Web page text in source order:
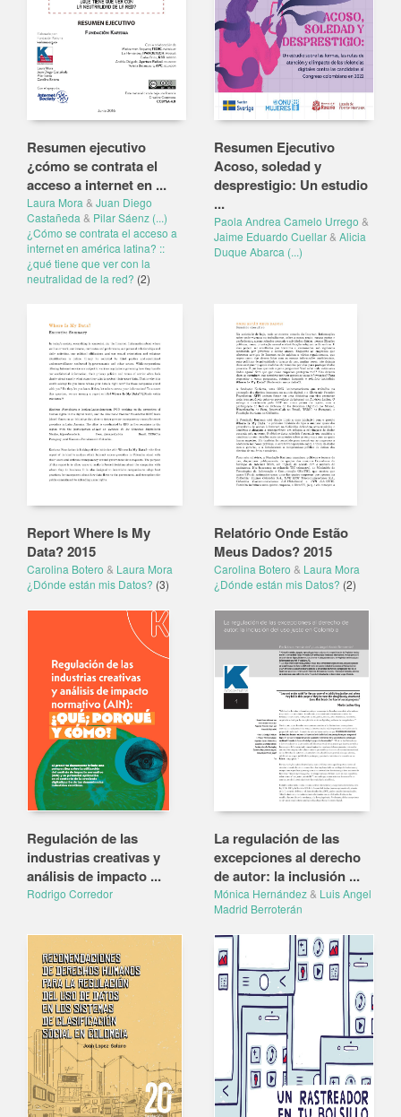
Resumen ejecutivo
¿cómo se contrata el
acceso a internet en ...
Laura Mora & Juan Diego
Castañeda & Pilar Sáenz (...)
¿Cómo se contrata el acceso a
internet en américa latina? ::
¿qué tiene que ver con la
neutralidad de la red? (2)
Resumen Ejecutivo
Acoso, soledad y
desprestigio: Un estudio
...
Paola Andrea Camelo Urrego &
Jaime Eduardo Cuellar& Alicia
Duque Abarca (...)
Report Where Is My
Data? 2015
Carolina Botero & Laura Mora
¿Dónde están mis Datos? (3)
Relatório Onde Estão
Meus Dados? 2015
Carolina Botero & Laura Mora
¿Dónde están mis Datos? (2)
Regulación de las
industrias creativas y
análisis de impacto ...
Rodrigo Corredor
La regulación de las
excepciones al derecho
de autor: la inclusión ...
Mónica Hernández& Luis Angel
Madrid Berroterán